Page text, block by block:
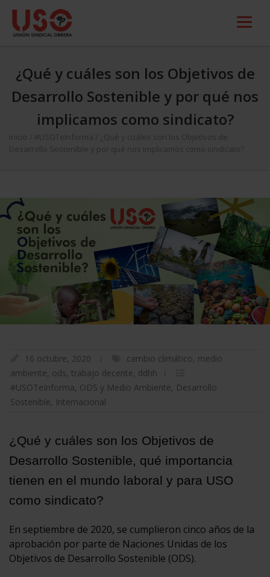
¿Qué y cuáles son los Objetivos de
Desarrollo Sostenible y por qué nos
implicamos como sindicato?
Inicio #USOTeInforma
¿Qué y cuáles son los Objetivos de
Desarrollo Sostenible y por qué nos implicamos como sindicato?
16 octubre, 2020 cambio climático, medio
ambiente, ods, trabajo decente, ddhh
#USOTeInforma, ODS y Medio Ambiente, Desarrollo
Sostenible, Internacional
¿Qué y cuáles son los Objetivos de
Desarrollo Sostenible, qué importancia
tienen en el mundo laboral y para USO
como sindicato?
En septiembre de 2020, se cumplieron cinco años de la
aprobación por parte de Naciones Unidas de los
Objetivos de Desarrollo Sostenible (ODS).